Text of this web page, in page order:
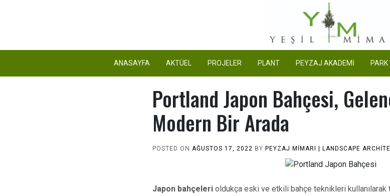
Yeşil Mimar
ANASAYFA AKTÜEL PROJELER PLANT PEYZAJ AKADEMİ PARK
Portland Japon Bahçesi,
Modern Bir Arada
POSTED ON AĞUSTOS 17, 2022 BY PEYZAJ MIMARI | LANDSCAPE
Japon bahçeleri oldukça eski ve etkili bahçe teknikleri kullanılarak